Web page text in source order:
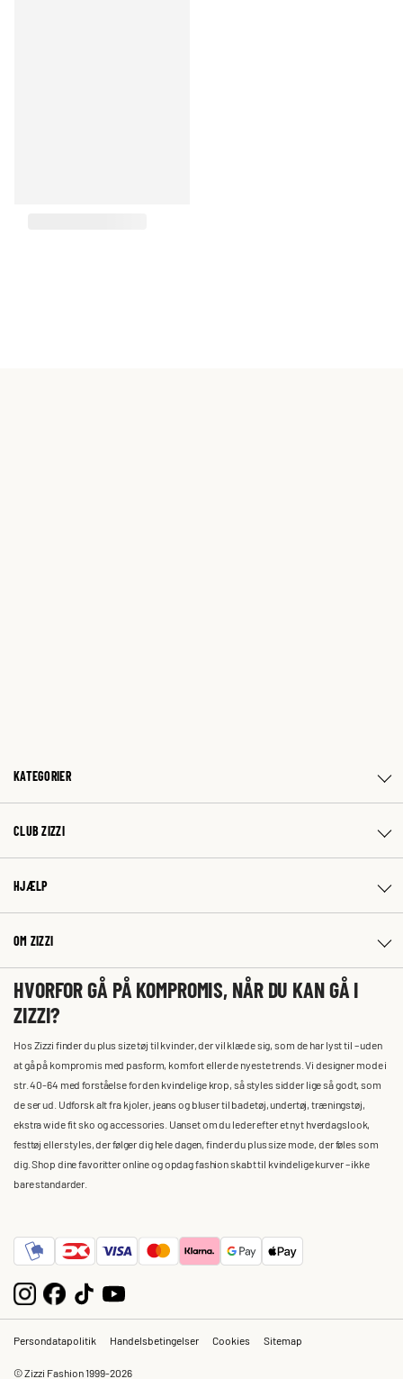
KATEGORIER
CLUB ZIZZI
HJÆLP
OM ZIZZI
HVORFOR GÅ PÅ KOMPROMIS, NÅR DU KAN GÅ I
ZIZZI?
Hos Zizzi finder du plus size tøj til kvinder, der vil klæde sig, som de har lyst til – uden
at gå på kompromis med pasform, komfort eller de nyeste trends. Vi designer mode i
str. 40-64 med forståelse for den kvindelige krop, så styles sidder lige så godt, som
de ser ud. Udforsk alt fra kjoler, jeans og bluser til badetøj, undertøj, træningstøj,
ekstra wide fit sko og accessories. Uanset om du leder efter et nyt hverdagslook,
festtøj eller styles, der følger dig hele dagen, finder du plus size mode, der føles som
dig. Shop dine favoritter online og opdag fashion skabt til kvindelige kurver – ikke
bare standarder.
Persondatapolitik Handelsbetingelser Cookies Sitemap
© Zizzi Fashion 1999-2026